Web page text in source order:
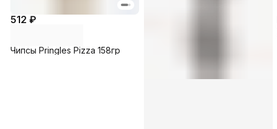
512 ₽
Чипсы Pringles Pizza 158гр